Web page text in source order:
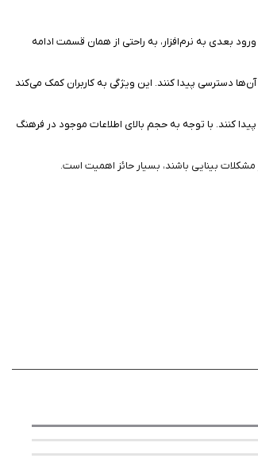
بعدی به نرم‌افزار، به راحتی از همان قسمت ادامه
دسترسی پیدا کنند. این ویژگی به کاربران کمک می‌کند
کنند. با توجه به حجم بالای اطلاعات موجود در فرهنگ
بینایی باشند، بسیار حائز اهمیت است.